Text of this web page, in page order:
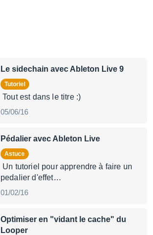
Le sidechain avec Ableton Live 9
Tutoriel
Tout est dans le titre :)
05/06/16
Pédalier avec Ableton Live
Astuce
Un tutoriel pour apprendre à faire un
pedalier d'effet…
01/02/16
Optimiser en "vidant le cache" du
Looper